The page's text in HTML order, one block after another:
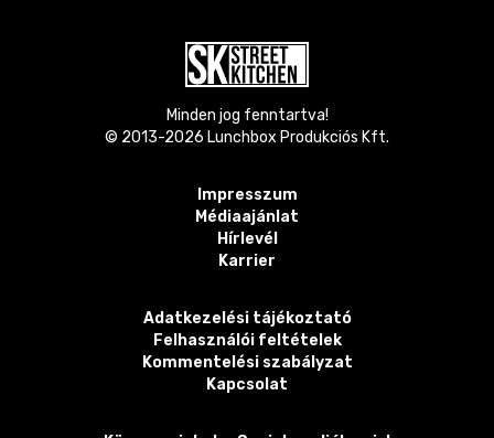
Minden jog fenntartva!
© 2013-2026 Lunchbox Produkciós Kft.
Impresszum
Médiaajánlat
Hírlevél
Karrier
Adatkezelési tájékoztató
Felhasználói feltételek
Kommentelési szabályzat
Kapcsolat